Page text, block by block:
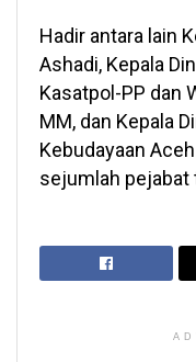
Hadir antara lain
Ashadi, Kepala
Kasatpol-PP dan
MM, dan Kepala
Kebudayaan
sejumlah pejabat